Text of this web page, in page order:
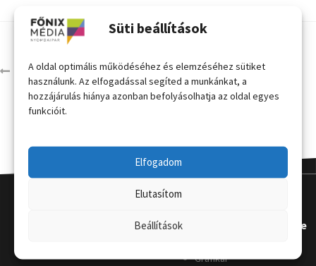
Süti beállítások
A oldal optimális működéséhez és elemzéséhez sütiket
használunk. Az elfogadással segíted a munkánkat, a
hozzájárulás hiánya azonban befolyásolhatja az oldal egyes
funkcióit.
Elfogadom
Elutasítom
Beállítások
fsc-tanusitvany2022
Kapcsola
Hasznos
Grafikai
Terméke